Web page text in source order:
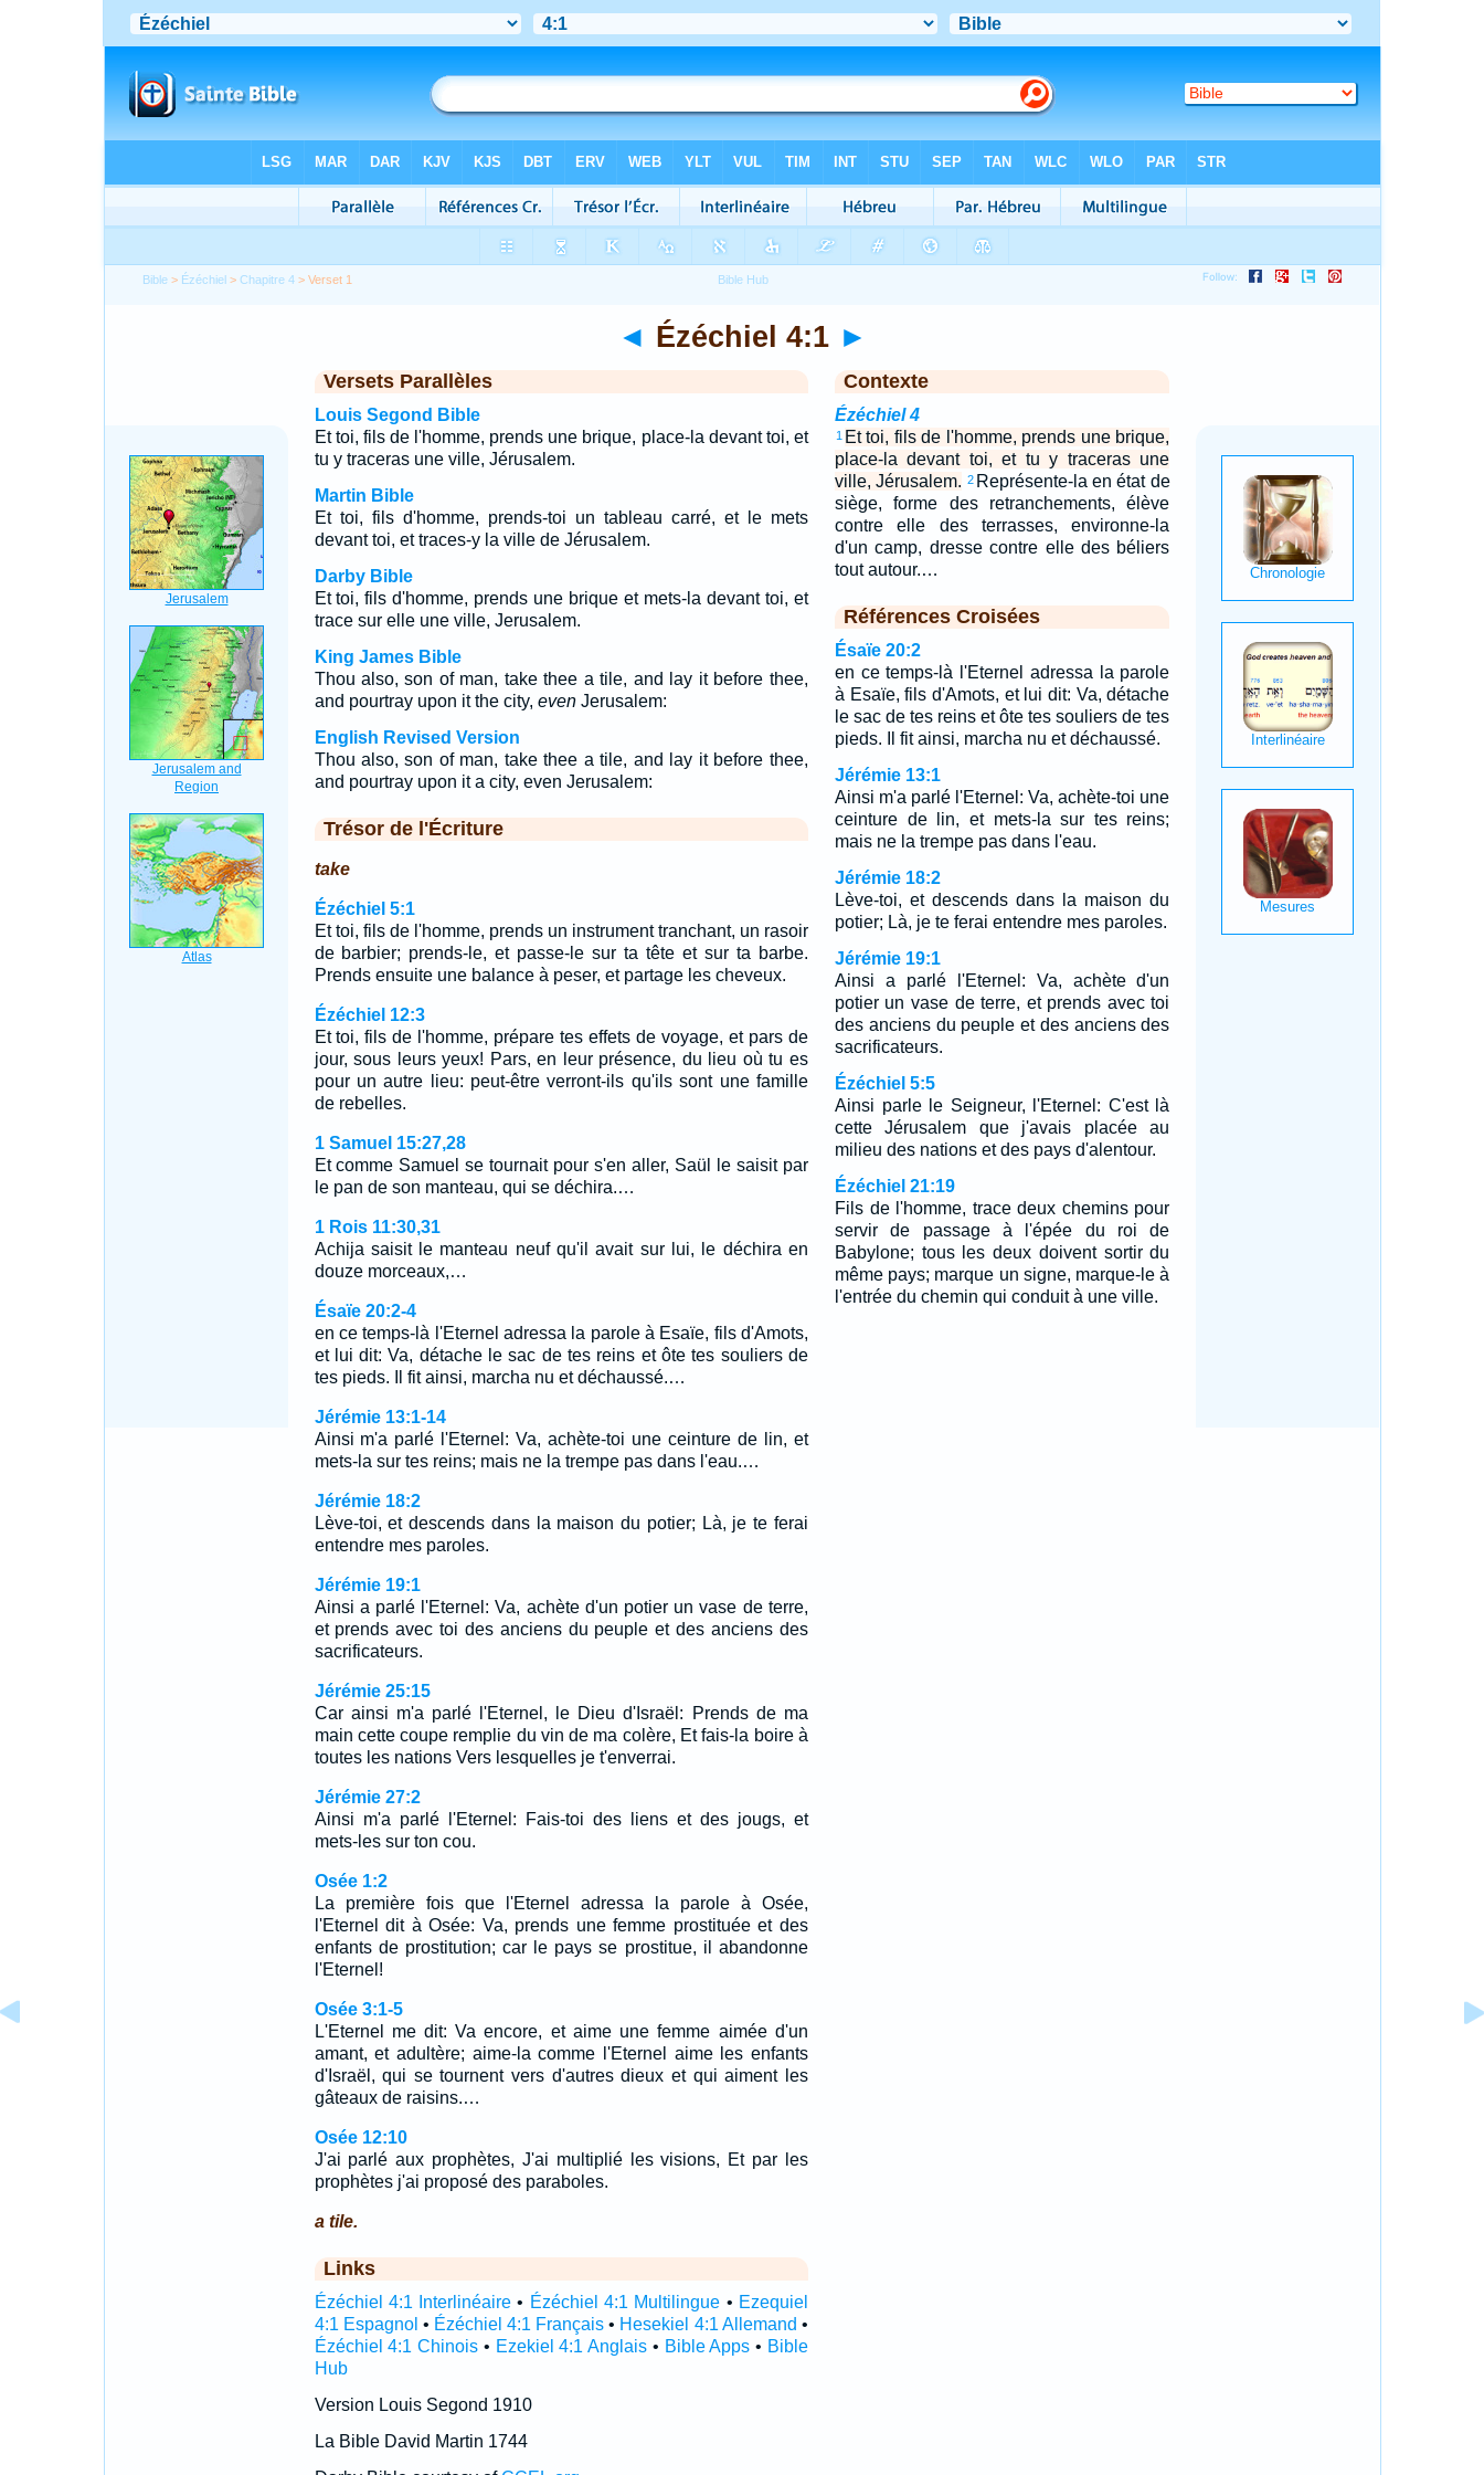
Bible > Ézéchiel >Chapitre 4 > Verset 1
◄ Ézéchiel 4:1 ►
Versets Parallèles
Louis Segond Bible
Et toi, fils de l'homme, prends une brique, place-la devant toi, et
tu y traceras une ville, Jérusalem.
Martin Bible
Et toi, fils d'homme, prends-toi un tableau carré, et le mets
devant toi, et traces-y la ville de Jérusalem.
Darby Bible
Et toi, fils d'homme, prends une brique et mets-la devant toi, et
trace sur elle une ville, Jerusalem.
King James Bible
Thou also, son of man, take thee a tile, and lay it before thee,
and pourtray upon it the city, evenJerusalem:
English Revised Version
Thou also, son of man, take thee a tile, and lay it before thee,
and pourtray upon it a city, even Jerusalem:
Trésor de l'Écriture
take
Ézéchiel 5:1
Et toi, fils de l'homme, prends un instrument tranchant, un rasoir
de barbier; prends-le, et passe-le sur ta tête et sur ta barbe.
Prends ensuite une balance à peser, et partage les cheveux.
Ézéchiel 12:3
Et toi, fils de l'homme, prépare tes effets de voyage, et pars de
jour, sous leurs yeux! Pars, en leur présence, du lieu où tu es
pour un autre lieu: peut-être verront-ils qu'ils sont une famille
de rebelles.
1 Samuel 15:27,28
Et comme Samuel se tournait pour s'en aller, Saül le saisit par
le pan de son manteau, qui se déchira.…
1 Rois 11:30,31
Achija saisit le manteau neuf qu'il avait sur lui, le déchira en
douze morceaux,…
Ésaïe 20:2-4
en ce temps-là l'Eternel adressa la parole à Esaïe, fils d'Amots,
et lui dit: Va, détache le sac de tes reins et ôte tes souliers de
tes pieds. Il fit ainsi, marcha nu et déchaussé.…
Jérémie 13:1-14
Ainsi m'a parlé l'Eternel: Va, achète-toi une ceinture de lin, et
mets-la sur tes reins; mais ne la trempe pas dans l'eau.…
Jérémie 18:2
Lève-toi, et descends dans la maison du potier; Là, je te ferai
entendre mes paroles.
Jérémie 19:1
Ainsi a parlé l'Eternel: Va, achète d'un potier un vase de terre,
et prends avec toi des anciens du peuple et des anciens des
sacrificateurs.
Jérémie 25:15
Car ainsi m'a parlé l'Eternel, le Dieu d'Israël: Prends de ma
main cette coupe remplie du vin de ma colère, Et fais-la boire à
toutes les nations Vers lesquelles je t'enverrai.
Jérémie 27:2
Ainsi m'a parlé l'Eternel: Fais-toi des liens et des jougs, et
mets-les sur ton cou.
Osée 1:2
La première fois que l'Eternel adressa la parole à Osée,
l'Eternel dit à Osée: Va, prends une femme prostituée et des
enfants de prostitution; car le pays se prostitue, il abandonne
l'Eternel!
Osée 3:1-5
L'Eternel me dit: Va encore, et aime une femme aimée d'un
amant, et adultère; aime-la comme l'Eternel aime les enfants
d'Israël, qui se tournent vers d'autres dieux et qui aiment les
gâteaux de raisins.…
Osée 12:10
J'ai parlé aux prophètes, J'ai multiplié les visions, Et par les
prophètes j'ai proposé des paraboles.
a tile.
Links
Ézéchiel 4:1 Interlinéaire • Ézéchiel 4:1 Multilingue • Ezequiel
4:1 Espagnol • Ézéchiel 4:1 Français • Hesekiel 4:1 Allemand •
Ézéchiel 4:1 Chinois • Ezekiel 4:1 Anglais • Bible Apps • Bible
Hub
Version Louis Segond 1910
La Bible David Martin 1744
Contexte
Ézéchiel 4
1 Et toi, fils de l'homme, prends une brique,
place-la devant toi, et tu y traceras une
ville, Jérusalem. 2 Représente-la en état de
siège, forme des retranchements, élève
contre elle des terrasses, environne-la
d'un camp, dresse contre elle des béliers
tout autour.…
Références Croisées
Ésaïe 20:2
en ce temps-là l'Eternel adressa la parole
à Esaïe, fils d'Amots, et lui dit: Va, détache
le sac de tes reins et ôte tes souliers de tes
pieds. Il fit ainsi, marcha nu et déchaussé.
Jérémie 13:1
Ainsi m'a parlé l'Eternel: Va, achète-toi une
ceinture de lin, et mets-la sur tes reins;
mais ne la trempe pas dans l'eau.
Jérémie 18:2
Lève-toi, et descends dans la maison du
potier; Là, je te ferai entendre mes paroles.
Jérémie 19:1
Ainsi a parlé l'Eternel: Va, achète d'un
potier un vase de terre, et prends avec toi
des anciens du peuple et des anciens des
sacrificateurs.
Ézéchiel 5:5
Ainsi parle le Seigneur, l'Eternel: C'est là
cette Jérusalem que j'avais placée au
milieu des nations et des pays d'alentour.
Ézéchiel 21:19
Fils de l'homme, trace deux chemins pour
servir de passage à l'épée du roi de
Babylone; tous les deux doivent sortir du
même pays; marque un signe, marque-le à
l'entrée du chemin qui conduit à une ville.